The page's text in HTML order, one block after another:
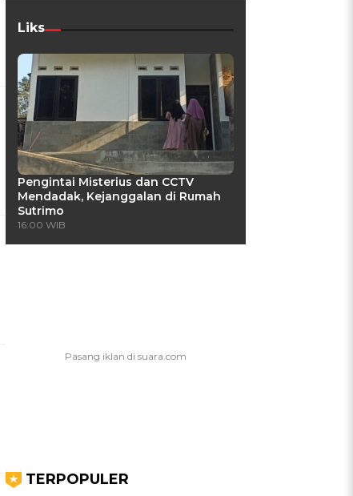
Liks
Pengintai Misterius dan CCTV
Mendadak, Kejanggalan di Rumah
Sutrimo
16:00 WIB
TERPOPULER